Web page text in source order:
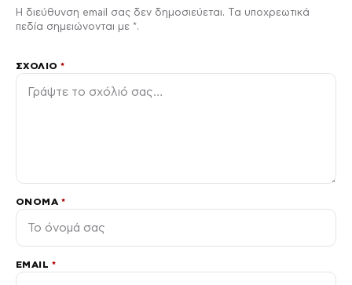
Η διεύθυνση email σας δεν δημοσιεύεται. Τα υποχρεωτικά
πεδία σημειώνονται με *.
ΣΧΌΛΙΟ*
ΌΝΟΜΑ *
EMAIL *